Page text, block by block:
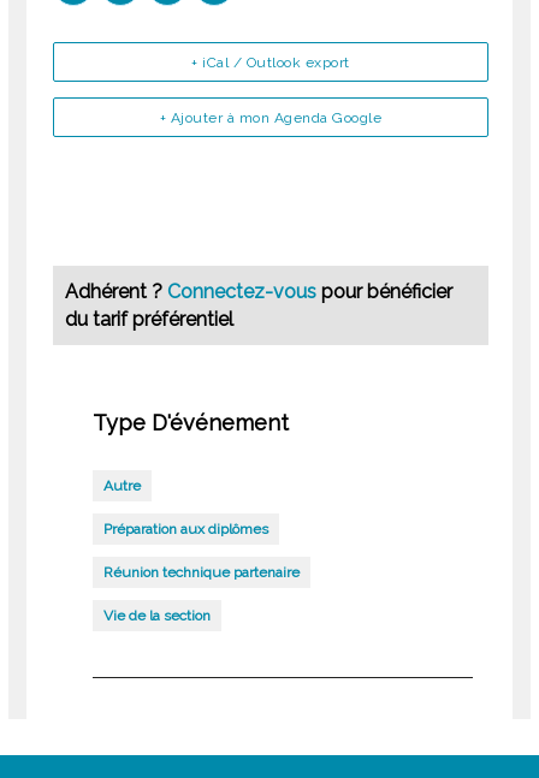
+ Ajouter à mon Agenda Google
+ iCal / Outlook export
Adhérent ?Connectez-vouspour bénéficier
du tarif préférentiel
Type D'événement
Autre
Préparation aux diplômes
Réunion technique partenaire
Vie de la section